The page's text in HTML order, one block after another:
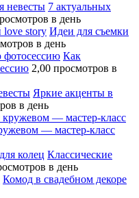
7 актуальных
в день
Идеи для съемки
в день
Как
2,00 просмотров в
Яркие акценты в
в день
— мастер-класс
Классические
в день
Комод в свадебном декоре